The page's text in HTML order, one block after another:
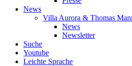
News
Villa Aurora & Thomas
News
Newsletter
Suche
Youtube
Leichte Sprache